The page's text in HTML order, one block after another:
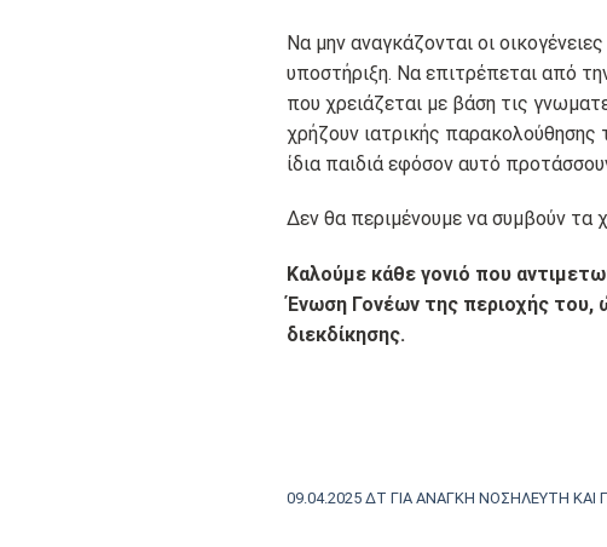
Να μην αναγκάζονται οι
υποστήριξη. Να επιτρέπεται από
που χρειάζεται με βάση τις
χρήζουν ιατρικής
ίδια παιδιά εφόσον αυτό
Δεν θα περιμένουμε να συμβούν τα
Καλούμε κάθε γονιό που
Ένωση Γονέων της περιοχής του,
διεκδίκησης.
09.04.2025 ΔΤ ΓΙΑ ΑΝΑΓΚΗ ΝΟΣΗΛΕΥΤΗ ΚΑΙ